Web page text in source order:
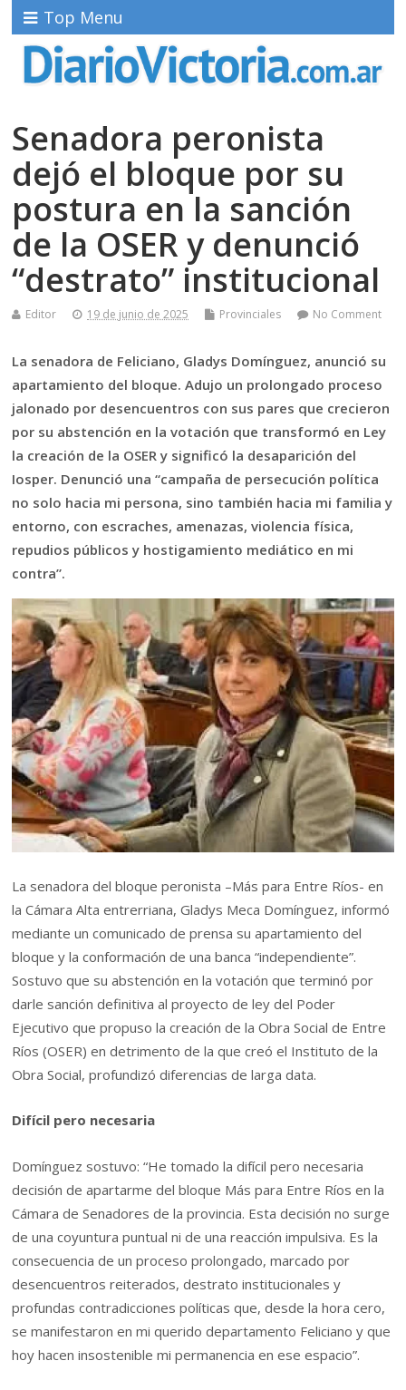
Top Menu
Senadora peronista
dejó el bloque por su
postura en la sanción
de la OSER y denunció
“destrato” institucional
Editor 19 de junio de 2025 Provinciales No Comment
La senadora de Feliciano, Gladys Domínguez, anunció su
apartamiento del bloque. Adujo un prolongado proceso
jalonado por desencuentros con sus pares que crecieron
por su abstención en la votación que transformó en Ley
la creación de la OSER y significó la desaparición del
Iosper. Denunció una “campaña de persecución política
no solo hacia mi persona, sino también hacia mi familia y
entorno, con escraches, amenazas, violencia física,
repudios públicos y hostigamiento mediático en mi
contra”.
La senadora del bloque peronista –Más para Entre Ríos- en
la Cámara Alta entrerriana, Gladys Meca Domínguez, informó
mediante un comunicado de prensa su apartamiento del
bloque y la conformación de una banca “independiente”.
Sostuvo que su abstención en la votación que terminó por
darle sanción definitiva al proyecto de ley del Poder
Ejecutivo que propuso la creación de la Obra Social de Entre
Ríos (OSER) en detrimento de la que creó el Instituto de la
Obra Social, profundizó diferencias de larga data.
Difícil pero necesaria
Domínguez sostuvo: “He tomado la difícil pero necesaria
decisión de apartarme del bloque Más para Entre Ríos en la
Cámara de Senadores de la provincia. Esta decisión no surge
de una coyuntura puntual ni de una reacción impulsiva. Es la
consecuencia de un proceso prolongado, marcado por
desencuentros reiterados, destrato institucionales y
profundas contradicciones políticas que, desde la hora cero,
se manifestaron en mi querido departamento Feliciano y que
hoy hacen insostenible mi permanencia en ese espacio”.